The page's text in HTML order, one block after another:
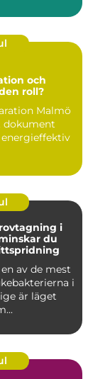
och
roll?
Malmö
i
av de mest
i
är läget